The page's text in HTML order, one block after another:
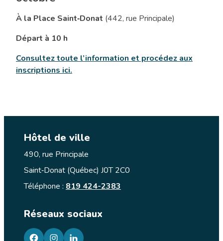
À la Place Saint‑Donat (442, rue Principale)
Départ à 10 h
Consultez toute l’information et procédez aux
inscriptions ici.
Hôtel de ville
490, rue Principale
Saint‑Donat (Québec) J0T 2C0
Téléphone : 819 424-2383
Réseaux sociaux